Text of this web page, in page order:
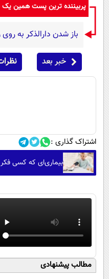
پربیننده ترین پست همین
باز شدن دارالذکر به
خبر بعد
اشتراک گذاری :
بیماری‌ای که کسی
مطالب پیشنهادی